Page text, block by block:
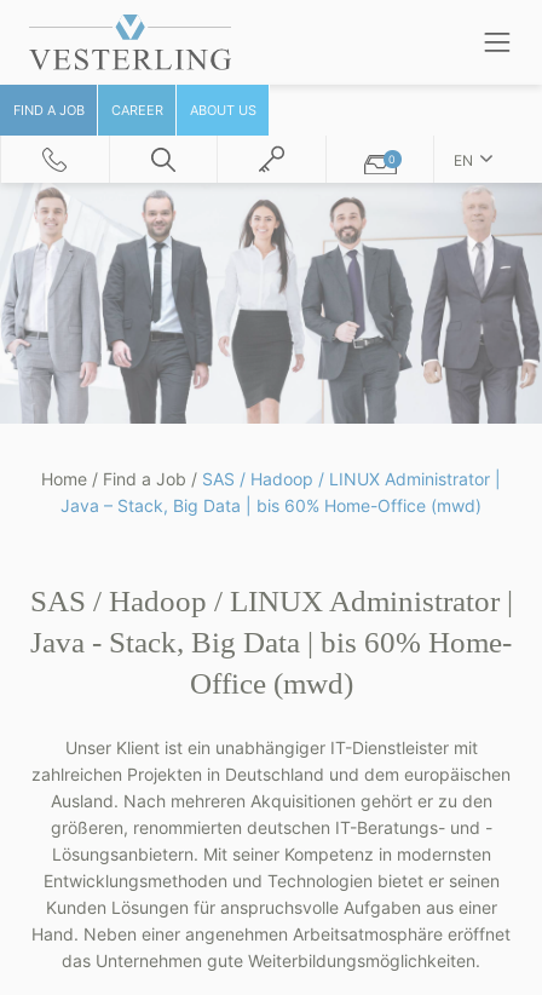
FIND A JOB CAREER ABOUT US
0 EN
Home / Find a Job / SAS / Hadoop / LINUX Administrator |
Java – Stack, Big Data | bis 60% Home-Office (mwd)
SAS / Hadoop / LINUX Administrator |
Java - Stack, Big Data | bis 60% Home-
Office (mwd)
Unser Klient ist ein unabhängiger IT-Dienstleister mit
zahlreichen Projekten in Deutschland und dem europäischen
Ausland. Nach mehreren Akquisitionen gehört er zu den
größeren, renommierten deutschen IT-Beratungs- und -
Lösungsanbietern. Mit seiner Kompetenz in modernsten
Entwicklungsmethoden und Technologien bietet er seinen
Kunden Lösungen für anspruchsvolle Aufgaben aus einer
Hand. Neben einer angenehmen Arbeitsatmosphäre eröffnet
das Unternehmen gute Weiterbildungsmöglichkeiten.